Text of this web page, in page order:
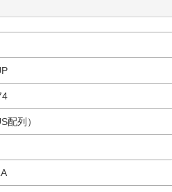
配列）